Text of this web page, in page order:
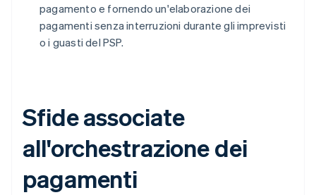
pagamento e fornendo un'elaborazione dei
pagamenti senza interruzioni durante gli imprevisti
o i guasti del PSP.
Sfide associate
all'orchestrazione dei
pagamenti